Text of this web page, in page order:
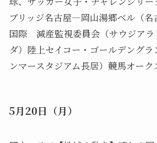
ブリッジ名古屋―岡山湯郷ベル（名
国際 減産監視委員会（サウジアラ
ダ）陸上セイコー・ゴールデングラ
ンマースタジアム長居）競馬オーク
5月20日（月）